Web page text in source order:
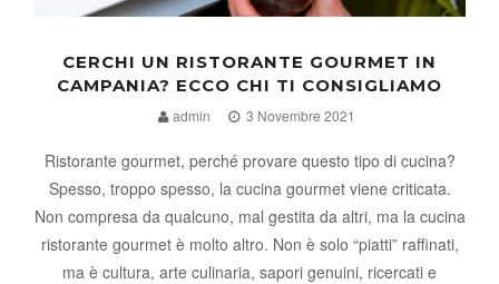
CERCHI UN RISTORANTE GOURMET IN
CAMPANIA? ECCO CHI TI CONSIGLIAMO
admin 3 Novembre 2021
Ristorante gourmet, perché provare questo tipo di cucina?
Spesso, troppo spesso, la cucina gourmet viene criticata.
Non compresa da qualcuno, mal gestita da altri, ma la cucina
ristorante gourmet è molto altro. Non è solo “piatti” raffinati,
ma è cultura, arte culinaria, sapori genuini, ricercati e